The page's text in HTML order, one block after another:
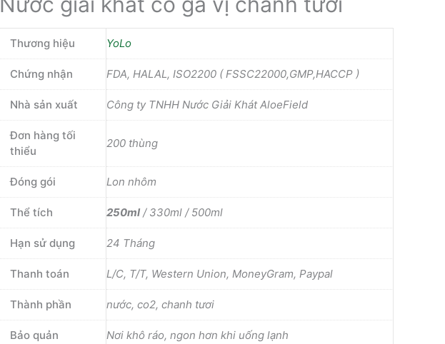
Thương hiệu YoLo
Chứng nhận FDA, HALAL, ISO2200 ( FSSC22000,GMP,HACCP )
Nhà sản xuất Công ty TNHH Nước Giải Khát AloeField
Đơn hàng tối
thiểu
200 thùng
Đóng gói Lon nhôm
Thể tích 250ml/ 330ml / 500ml
Hạn sử dụng 24 Tháng
Thanh toán L/C, T/T, Western Union, MoneyGram, Paypal
Thành phần nước, co2, chanh tươi
Bảo quản Nơi khô ráo, ngon hơn khi uống lạnh